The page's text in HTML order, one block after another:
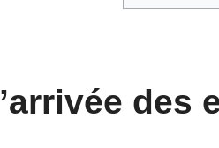
des